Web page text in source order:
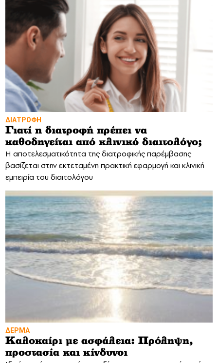
ΔΙΑΤΡΟΦΗ
Γιατί η διατροφή πρέπει να
καθοδηγείται από κλινικό διαιτολόγο;
Η αποτελεσματικότητα της διατροφικής παρέμβασης
βασίζεται στην εκτεταμένη πρακτική εφαρμογή και κλινική
εμπειρία του διαιτολόγου
ΔΕΡΜΑ
Καλοκαίρι με ασφάλεια: Πρόληψη,
προστασία και κίνδυνοι